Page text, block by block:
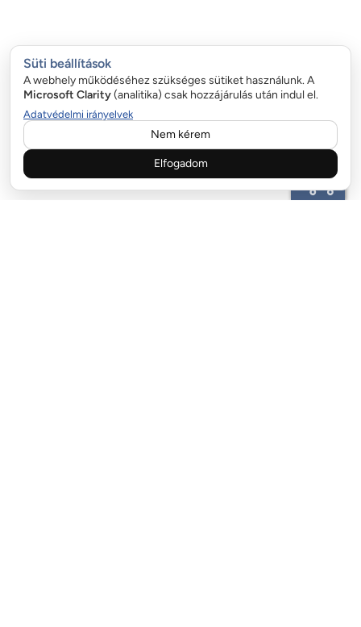
Süti beállítások
A webhely működéséhez szükséges sütiket használunk. A
Microsoft Clarity(analitika) csak hozzájárulás után indul el.
Adatvédelmi irányelvek
Nem kérem
Elfogadom